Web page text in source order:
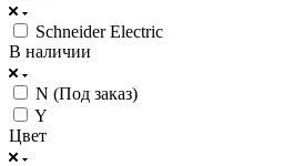
Schneider Electric
В наличии
N (Под заказ)
Y
Цвет